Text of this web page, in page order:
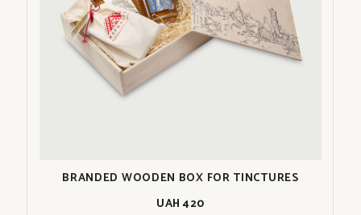
BRANDED WOODEN BOX FOR TINCTURES
UAH420